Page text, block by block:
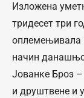
Изложена
тридесет три
оплемењивала
начин
Јованке Броз –
и друштвене и